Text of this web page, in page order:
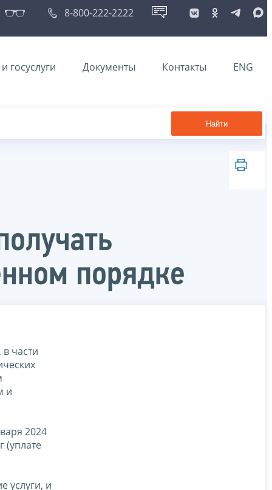
8-800-222-2222
госуслуги Документы Контакты ENG
Найти
порядке
части
и
2024
(уплате
услуги, и